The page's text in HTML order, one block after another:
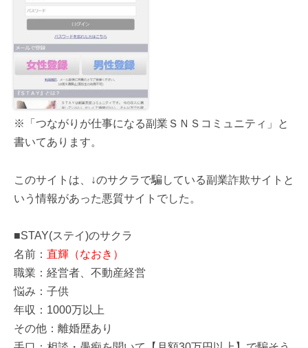
※「つながりが仕事になる副業ＳＮＳコミュニティ」と
書いてあります。
このサイトは、↓のサクラで騙している副業詐欺サイトと
いう情報があった悪質サイトでした。
■STAY(ステイ)のサクラ
名前： 直輝（なおき）
職業：経営者、不動産経営
悩み：子供
年収：1000万以上
その他：離婚歴あり